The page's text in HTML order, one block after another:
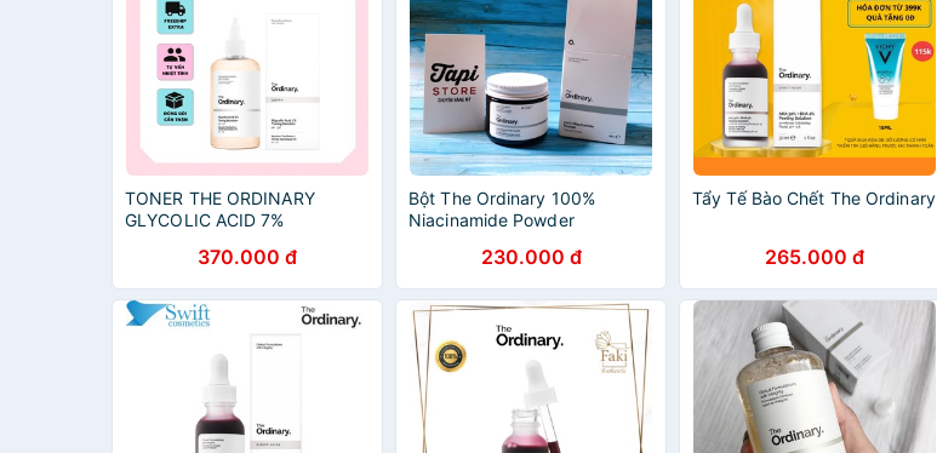
TONER THE ORDINARY
GLYCOLIC ACID 7%
370.000 đ
Bột The Ordinary 100%
Niacinamide Powder
230.000 đ
Tẩy Tế Bào Chết The Ordinary
265.000 đ